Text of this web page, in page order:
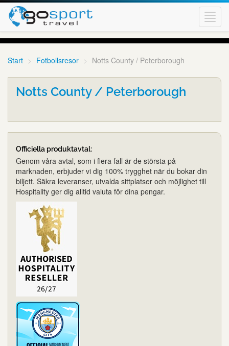
Start Fotbollsresor Notts County / Peterborough
Notts County / Peterborough
Officiella produktavtal:
Genom våra avtal, som i flera fall är de största på
marknaden, erbjuder vi dig 100% trygghet när du bokar din
biljett. Säkra leveranser, utvalda sittplatser och möjlighet till
Hospitality ger dig alltid valuta för dina pengar.